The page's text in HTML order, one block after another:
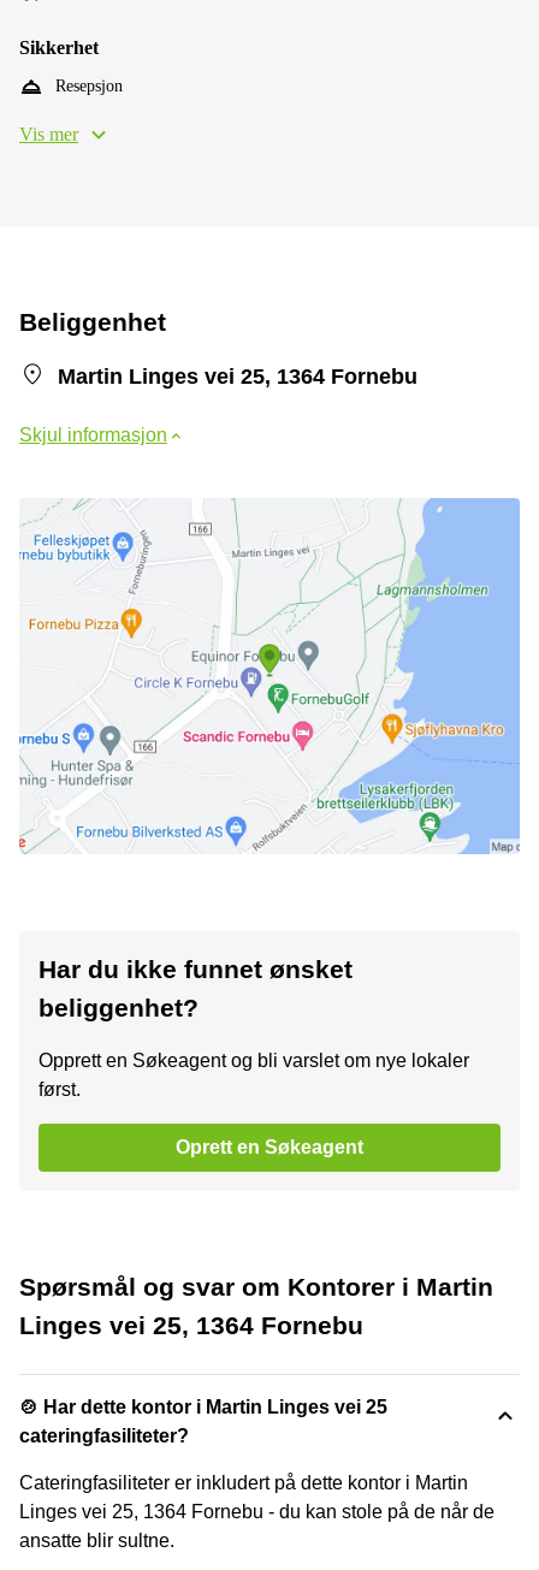
Sikkerhet
Resepsjon
Vis mer
Beliggenhet
Martin Linges vei 25, 1364 Fornebu
Skjul informasjon
Har du ikke funnet ønsket
beliggenhet?
Opprett en Søkeagent og bli varslet om nye lokaler
først.
Oprett en Søkeagent
Spørsmål og svar om Kontorer i Martin
Linges vei 25, 1364 Fornebu
🍲 Har dette kontor i Martin Linges vei 25
cateringfasiliteter?
Cateringfasiliteter er inkludert på dette kontor i Martin
Linges vei 25, 1364 Fornebu - du kan stole på de når de
ansatte blir sultne.